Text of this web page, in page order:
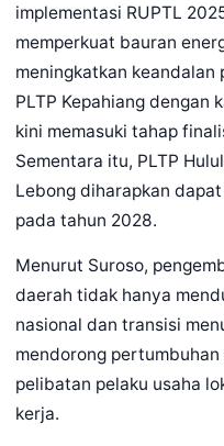
implementasi RUPTL
memperkuat bauran
meningkatkan keandalan
PLTP Kepahiang dengan
kini memasuki tahap
Sementara itu, PLTP
Lebong diharapkan
pada tahun 2028.
Menurut Suroso,
daerah tidak hanya
nasional dan transisi
mendorong
pelibatan pelaku usaha
kerja.